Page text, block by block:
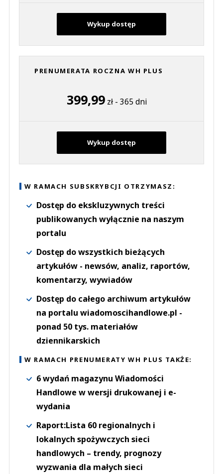
Wykup dostęp
PRENUMERATA ROCZNA WH PLUS
399,99zł - 365 dni
Wykup dostęp
W RAMACH SUBSKRYBCJI OTRZYMASZ:
Dostęp do ekskluzywnych treści
publikowanych wyłącznie na naszym
portalu
Dostęp do wszystkich bieżących
artykułów - newsów, analiz, raportów,
komentarzy, wywiadów
Dostęp do całego archiwum artykułów
na portalu wiadomoscihandlowe.pl -
ponad 50 tys. materiałów
dziennikarskich
W RAMACH PRENUMERATY WH PLUS TAKŻE:
6 wydań magazynu Wiadomości
Handlowe w wersji drukowanej i e-
wydania
Raport:Lista 60 regionalnych i
lokalnych spożywczych sieci
handlowych – trendy, prognozy
wyzwania dla małych sieci